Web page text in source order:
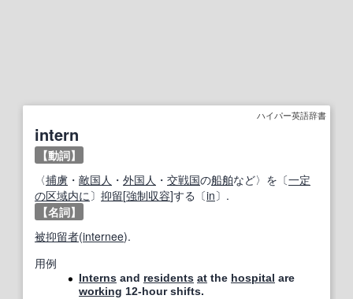
ハイパー英語辞書
intern
【動詞】
〈捕虜 ・ 敵国人 ・ 外国人 ・ 交戦国の船舶など〉を〔一定
の区域内に〕 抑留[強制収容]する〔in〕.
【名詞】
被抑留者(internee).
用例
Interns and residents at the hospital are
working 12-hour shifts.